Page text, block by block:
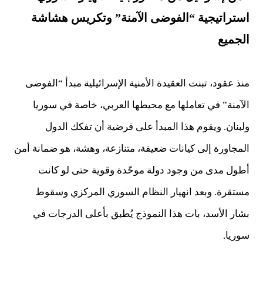
استراتيجية “الفوضى الآمنة” وتكريس هشاشة
الجميع
منذ عقود، تبنت العقيدة الأمنية الإسرائيلية مبدأ “الفوضى
الآمنة” في تعاملها مع محيطها العربي، خاصة في سوريا
ولبنان. ويقوم هذا المبدأ على فرضية أن تفكك الدول
المجاورة إلى كيانات ضعيفة، متنازعة، وهشة، هو ضمانة أمن
أطول مدى من وجود دولة موحّدة وقوية حتى لو كانت
مستقرة. وبعد انهيار النظام السوري المركزي وسقوط
بشار الأسد، بات هذا النموذج يُطبق بأعلى الدرجات في
سوريا.